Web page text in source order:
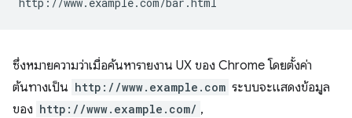
ซึ่งหมายความว่าเมื่อค้นหารายงาน UX ของ Chrome โดยตั้งค่า
ต้นทางเป็น http://www.example.com ระบบจะแสดงข้อมูล
ของ http://www.example.com/ ,